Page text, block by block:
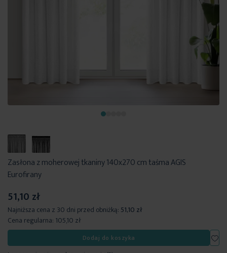
Zasłona z moherowej tkaniny 140x270 cm taśma AGIS
Eurofirany
51,10 zł
Najniższa cena z 30 dni przed obniżką: 51,10 zł
Cena regularna: 105,10 zł
Dodaj do koszyka